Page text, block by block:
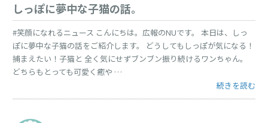
しっぽに夢中な子猫の話。
#笑顔になれるニュース こんにちは。広報のNUです。 本日は、しっ
ぽに夢中な子猫の話をご紹介します。 どうしてもしっぽが気になる！
捕まえたい！子猫と 全く気にせずブンブン振り続けるワンちゃん。
どちらもとっても可愛く癒や …
“しっぽに夢
続きを読む